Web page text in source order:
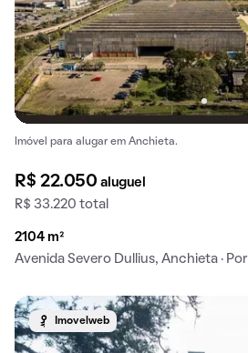
Imóvel para alugar em Anchieta.
R$ 22.050aluguel
R$ 33.220 total
2104 m²
Avenida Severo Dullius, Anchieta ·
Imovelweb